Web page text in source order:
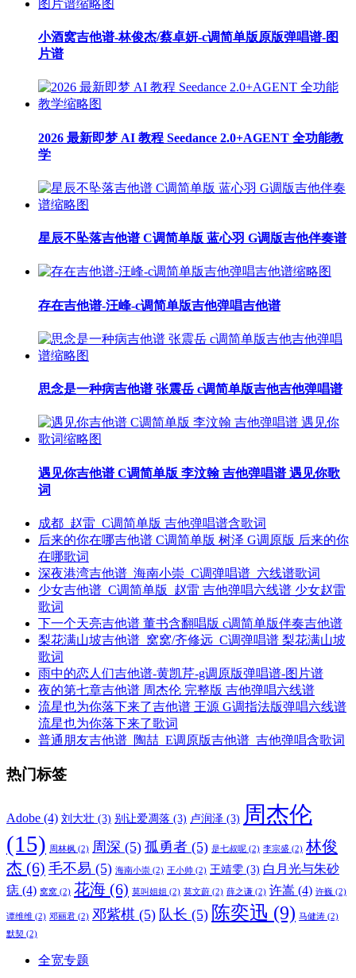
小酒窝吉他谱-林俊杰/蔡卓妍-c调简单版原版弹唱谱-图
片谱
2026 最新即梦 AI 教程 Seedance 2.0+AGENT 全功能教
学
星辰不坠落吉他谱 C调简单版 蓝心羽 G调版吉他伴奏谱
存在吉他谱-汪峰-c调简单版吉他弹唱吉他谱
思念是一种病吉他谱 张震岳 c调简单版吉他吉他弹唱谱
遇见你吉他谱 C调简单版 李汶翰 吉他弹唱谱 遇见你歌
词
成都_赵雷_C调简单版 吉他弹唱谱含歌词
后来的你在哪吉他谱 C调简单版 树泽 G调原版 后来的你
在哪歌词
深夜港湾吉他谱_海南小崇_C调弹唱谱_六线谱歌词
少女吉他谱_C调简单版_赵雷 吉他弹唱六线谱 少女赵雷
歌词
下一个天亮吉他谱 董书含翻唱版 c调简单版伴奏吉他谱
梨花满山坡吉他谱_窝窝/齐修远_C调弹唱谱 梨花满山坡
歌词
雨中的恋人们吉他谱-黄凯芹-g调原版弹唱谱-图片谱
夜的第七章吉他谱 周杰伦 完整版 吉他弹唱六线谱
流星也为你落下来了吉他谱 王源 G调指法版弹唱六线谱
流星也为你落下来了歌词
普通朋友吉他谱_陶喆_E调原版吉他谱_吉他弹唱含歌词
热门标签
Adobe (4) 刘大壮 (3) 别让爱凋落 (3) 卢润泽 (3) 周杰伦
(15) 周林枫 (2) 周深 (5) 孤勇者 (5) 是七叔呢 (2) 李宗盛 (2) 林俊
杰 (6) 毛不易 (5) 海南小崇 (2) 王小帅 (2) 王靖雯 (3) 白月光与朱砂
痣 (4) 窝窝 (2) 花海 (6) 莫叫姐姐 (2) 莫文蔚 (2) 薛之谦 (2) 许嵩 (4) 许巍 (2)
谭维维 (2) 邓丽君 (2) 邓紫棋 (5) 队长 (5) 陈奕迅 (9) 马健涛 (2)
默契 (2)
全宽专题